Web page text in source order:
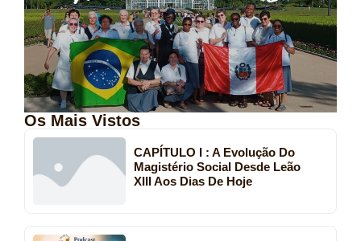
Os Mais Vistos
CAPÍTULO I : A Evolução Do
Magistério Social Desde Leão
XIII Aos Dias De Hoje